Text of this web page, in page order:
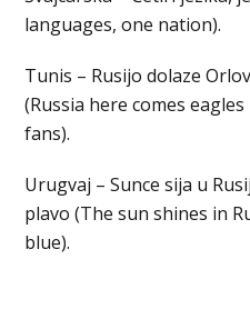
languages, one nation).
Tunis – Rusijo dolaze
(Russia here comes
fans).
Urugvaj – Sunce sija u
plavo (The sun shines in
blue).